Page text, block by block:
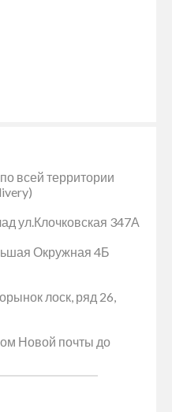
всей территории
ул.Клочковская 347А
Окружная 4Б
лоск, ряд 26,
Новой почты до